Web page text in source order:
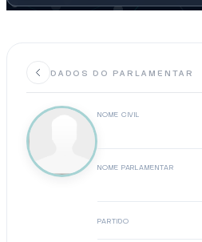
DADOS DO PARLAMENTAR
NOME CIVIL
NOME PARLAMENTAR
PARTIDO